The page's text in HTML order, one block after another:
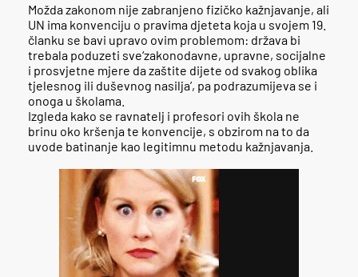
Možda zakonom nije zabranjeno fizičko kažnjavanje, ali
UN ima konvenciju o pravima djeteta koja u svojem 19.
članku se bavi upravo ovim problemom: država bi
trebala poduzeti sve‘zakonodavne, upravne, socijalne
i prosvjetne mjere da zaštite dijete od svakog oblika
tjelesnog ili duševnog nasilja’, pa podrazumijeva se i
onoga u školama.
Izgleda kako se ravnatelj i profesori ovih škola ne
brinu oko kršenja te konvencije, s obzirom na to da
uvode batinanje kao legitimnu metodu kažnjavanja.